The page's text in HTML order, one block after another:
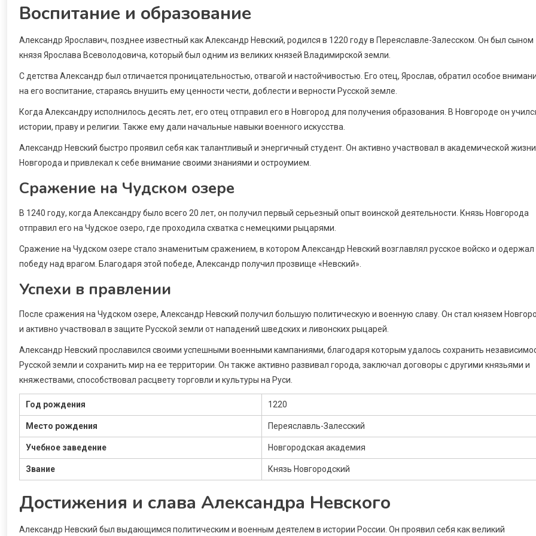
Воспитание и образование
Александр Ярославич, позднее известный как Александр Невский, родился в 1220 году в Переяславле-Залесском. Он был сыном
князя Ярослава Всеволодовича, который был одним из великих князей Владимирской земли.
С детства Александр был отличается проницательностью, отвагой и настойчивостью. Его отец, Ярослав, обратил особое
на его воспитание, стараясь внушить ему ценности чести, доблести и верности Русской земле.
Когда Александру исполнилось десять лет, его отец отправил его в Новгород для получения образования. В Новгороде он
истории, праву и религии. Также ему дали начальные навыки военного искусства.
Александр Невский быстро проявил себя как талантливый и энергичный студент. Он активно участвовал в академической жизни
Новгорода и привлекал к себе внимание своими знаниями и остроумием.
Сражение на Чудском озере
В 1240 году, когда Александру было всего 20 лет, он получил первый серьезный опыт воинской деятельности. Князь Новгорода
отправил его на Чудское озеро, где проходила схватка с немецкими рыцарями.
Сражение на Чудском озере стало знаменитым сражением, в котором Александр Невский возглавлял русское войско и одержал
победу над врагом. Благодаря этой победе, Александр получил прозвище «Невский».
Успехи в правлении
После сражения на Чудском озере, Александр Невский получил большую политическую и военную славу. Он стал князем
и активно участвовал в защите Русской земли от нападений шведских и ливонских рыцарей.
Александр Невский прославился своими успешными военными кампаниями, благодаря которым удалось сохранить
Русской земли и сохранить мир на ее территории. Он также активно развивал города, заключал договоры с другими князьями и
княжествами, способствовал расцвету торговли и культуры на Руси.
Год рождения 1220
Место рождения Переяславль-Залесский
Учебное заведение Новгородская академия
Звание Князь Новгородский
Достижения и слава Александра Невского
Александр Невский был выдающимся политическим и военным деятелем в истории России. Он проявил себя как великий